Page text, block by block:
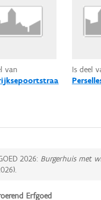
van
Is deel
2026: Burgerhuis met
).
Erfgoed